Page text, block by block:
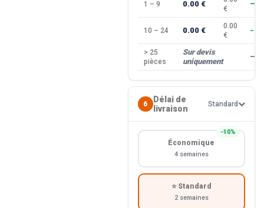
1 – 9 0.00 €
€
—
10 – 24 0.00 €
0.00
€
> 25
pièces
Sur devis
uniquement
—
6
Délai de
livraison
Standard
−10%
Économique
4 semaines
⭐ Standard
2 semaines